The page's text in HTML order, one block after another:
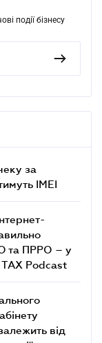
події бізнесу
за
IMEI
та ПРРО – у
Podcast
від